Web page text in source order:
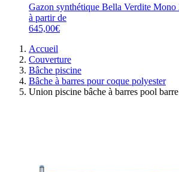
Gazon synthétique Bella Verdite Mono
à partir de
645,00€
Accueil
Couverture
Bâche piscine
Bâche à barres pour coque polyester
Union piscine bâche à barres pool